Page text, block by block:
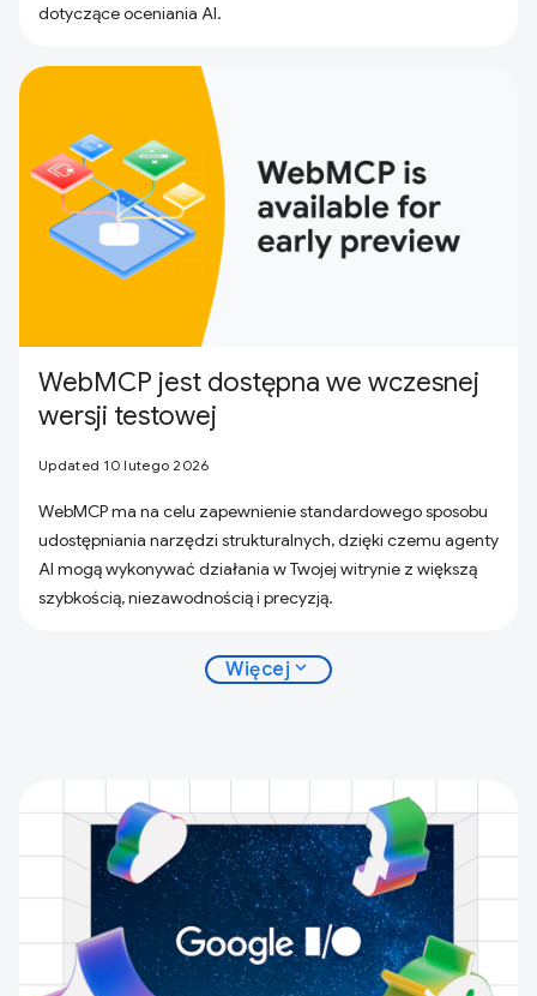
dotyczące oceniania AI.
WebMCP jest dostępna we wczesnej
wersji testowej
Updated 10 lutego 2026
WebMCP ma na celu zapewnienie standardowego sposobu
udostępniania narzędzi strukturalnych, dzięki czemu agenty
AI mogą wykonywać działania w Twojej witrynie z większą
szybkością, niezawodnością i precyzją.
Więcej expand_more